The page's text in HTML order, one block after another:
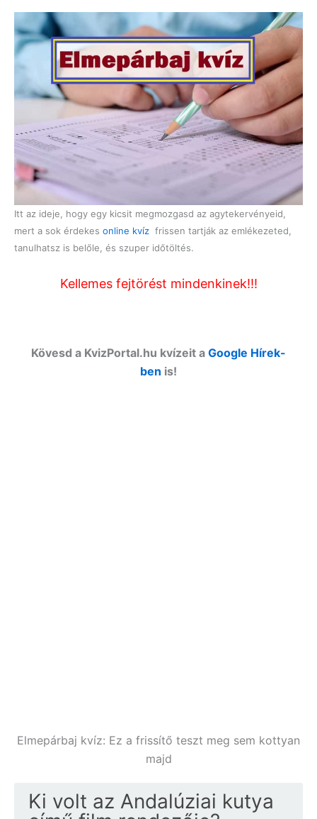
Itt az ideje, hogy egy kicsit megmozgasd az agytekervényeid,
mert a sok érdekes online kvíz frissen tartják az emlékezeted,
tanulhatsz is belőle, és szuper időtöltés.
Kellemes fejtörést mindenkinek!!!
Kövesd a KvizPortal.hu kvízeit a Google Hírek-
ben is!
Elmepárbaj kvíz: Ez a frissítő teszt meg sem kottyan
majd
Ki volt az Andalúziai kutya